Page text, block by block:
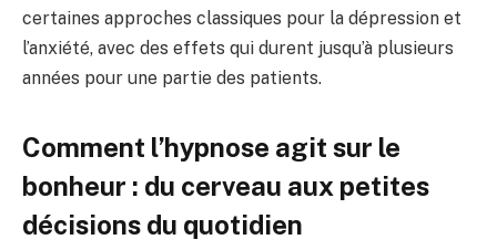
certaines approches classiques pour la dépression et
l’anxiété, avec des effets qui durent jusqu’à plusieurs
années pour une partie des patients.
Comment l’hypnose agit sur le
bonheur : du cerveau aux petites
décisions du quotidien